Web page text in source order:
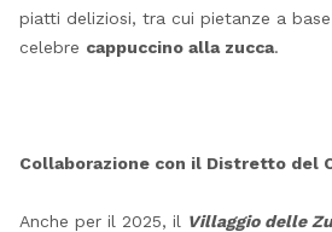
piatti deliziosi, tra cui pietanze a
celebre cappuccino alla zucca.
Collaborazione con il Distretto del
Anche per il 2025, il Villaggio delle